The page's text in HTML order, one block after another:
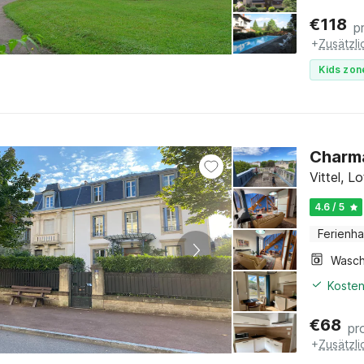
€118
+
Kids
Vittel,
4.6 / 5
€68
+